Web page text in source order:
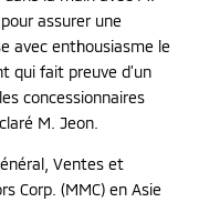
assurer une
avec enthousiasme le
qui fait preuve d’un
concessionnaires
M. Jeon.
Ventes et
Corp. (MMC) en Asie